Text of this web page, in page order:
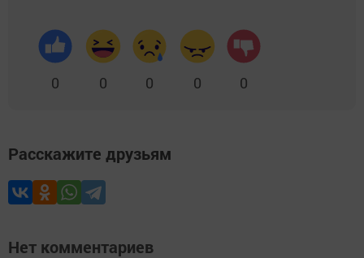
0 0 0 0 0
Расскажите друзьям
Нет комментариев